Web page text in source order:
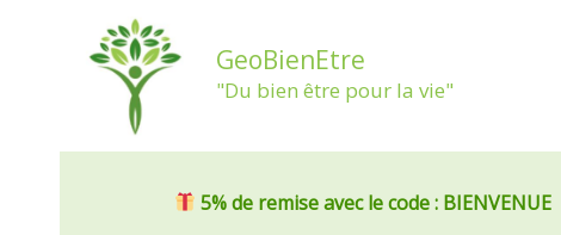
GeoBienEtre
"Du bien être pour la vie"
5% de remiseavec le code : BIENVENUE